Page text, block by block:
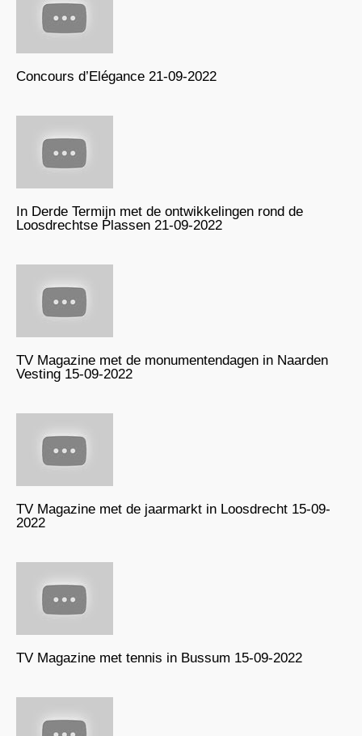
Concours d’Elégance 21-09-2022
In Derde Termijn met de ontwikkelingen rond de
Loosdrechtse Plassen 21-09-2022
TV Magazine met de monumentendagen in Naarden
Vesting 15-09-2022
TV Magazine met de jaarmarkt in Loosdrecht 15-09-
2022
TV Magazine met tennis in Bussum 15-09-2022